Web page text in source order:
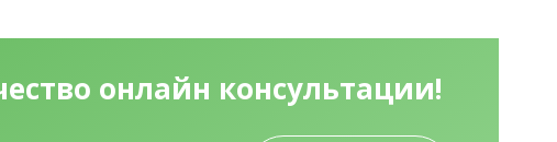
онлайн консультации!